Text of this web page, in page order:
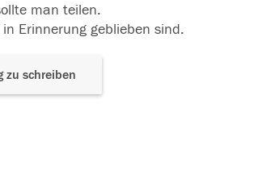
man teilen.
Erinnerung geblieben sind.
zu schreiben